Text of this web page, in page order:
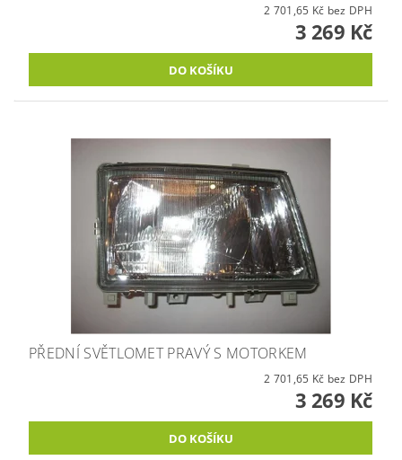
2 701,65 Kč bez DPH
3 269 Kč
PŘEDNÍ SVĚTLOMET PRAVÝ S MOTORKEM
2 701,65 Kč bez DPH
3 269 Kč